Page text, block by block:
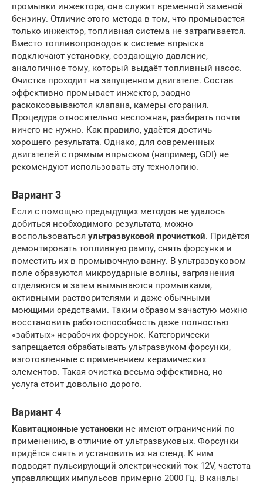
промывки инжектора, она служит временной заменой
бензину. Отличие этого метода в том, что промывается
только инжектор, топливная система не затрагивается.
Вместо топливопроводов к системе впрыска
подключают установку, создающую давление,
аналогичное тому, который выдаёт топливный насос.
Очистка проходит на запущенном двигателе. Состав
эффективно промывает инжектор, заодно
раскоксовываются клапана, камеры сгорания.
Процедура относительно несложная, разбирать почти
ничего не нужно. Как правило, удаётся достичь
хорошего результата. Однако, для современных
двигателей с прямым впрыском (например, GDI) не
рекомендуют использовать эту технологию.
Вариант 3
Если с помощью предыдущих методов не удалось
добиться необходимого результата, можно
воспользоваться ультразвуковой прочисткой. Придётся
демонтировать топливную рампу, снять форсунки и
поместить их в промывочную ванну. В ультразвуковом
поле образуются микроударные волны, загрязнения
отделяются и затем вымываются промывками,
активными растворителями и даже обычными
моющими средствами. Таким образом зачастую можно
восстановить работоспособность даже полностью
«забитых» нерабочих форсунок. Категорически
запрещается обрабатывать ультразвуком форсунки,
изготовленные с применением керамических
элементов. Такая очистка весьма эффективна, но
услуга стоит довольно дорого.
Вариант 4
Кавитационные установки не имеют ограничений по
применению, в отличие от ультразвуковых. Форсунки
придётся снять и установить их на стенд. К ним
подводят пульсирующий электрический ток 12V, частота
управляющих импульсов примерно 2000 Гц. В каналы